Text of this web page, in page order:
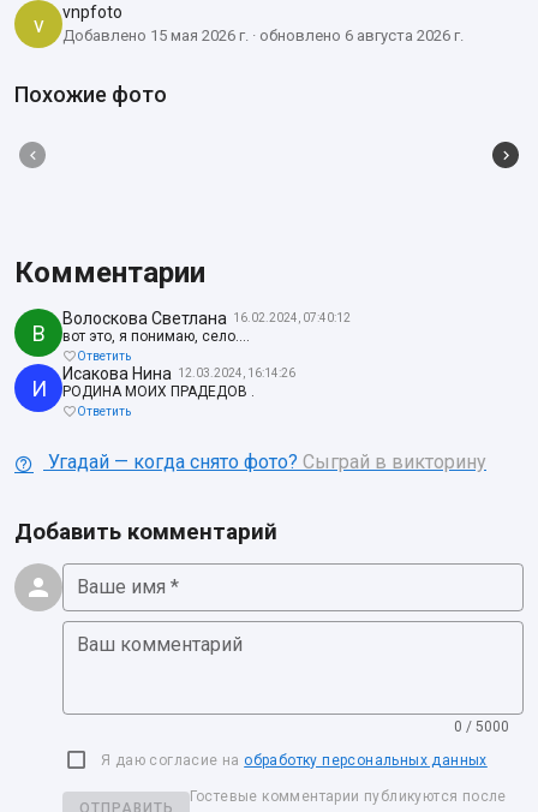
v vnpfoto
Добавлено 15 мая 2026 г. · обновлено 6 августа 2026 г.
Похожие фото
Комментарии
В
Волоскова Светлана 16.02.2024, 07:40:12
вот это, я понимаю, село....
Ответить
И
Исакова Нина 12.03.2024, 16:14:26
РОДИНА МОИХ ПРАДЕДОВ .
Ответить
Угадай — когда снято фото? Сыграй в викторину
Добавить комментарий
Ваше имя *
Ваш комментарий
0 / 5000
Я даю согласие на обработку персональных данных
Гостевые комментарии публикуются после